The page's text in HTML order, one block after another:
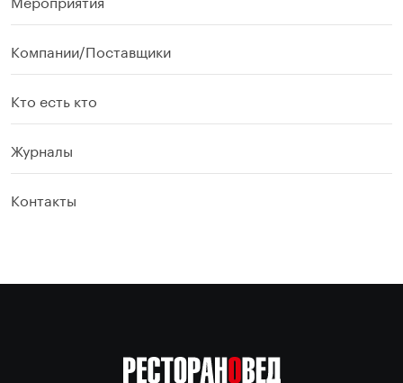
Компании/Поставщики
Кто есть кто
Журналы
Контакты